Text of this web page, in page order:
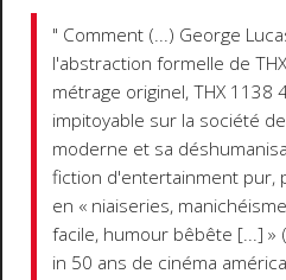
" Comment (...) George
l'abstraction formelle de
métrage originel, THX 1138
impitoyable sur la société
moderne et sa
fiction d'entertainment pur,
en « niaiseries,
facile, humour bêbête [...] »
in 50 ans de cinéma